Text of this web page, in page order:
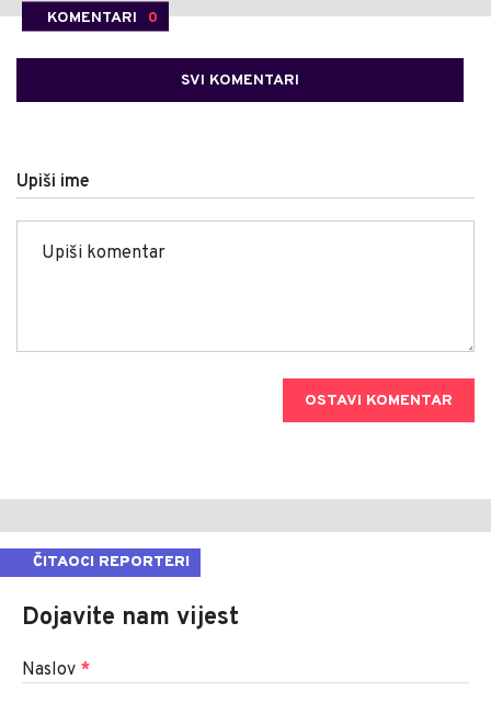
KOMENTARI 0
SVI KOMENTARI
Upiši ime
OSTAVI KOMENTAR
ČITAOCI REPORTERI
Dojavite nam vijest
Naslov *